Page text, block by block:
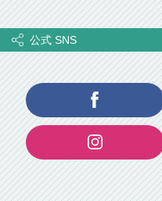
公式 SNS